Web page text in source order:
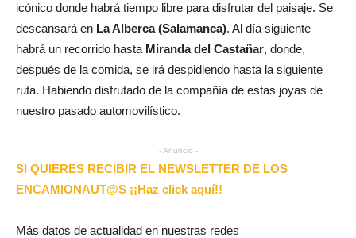
icónico donde habrá tiempo libre para disfrutar del paisaje. Se
descansará en La Alberca (Salamanca). Al día siguiente
habrá un recorrido hasta Miranda del Castañar, donde,
después de la comida, se irá despidiendo hasta la siguiente
ruta. Habiendo disfrutado de la compañía de estas joyas de
nuestro pasado automovilístico.
- Anuncio -
SI QUIERES RECIBIR EL NEWSLETTER DE LOS
ENCAMIONAUT@S ¡¡Haz click aquí!!
Más datos de actualidad en nuestras redes